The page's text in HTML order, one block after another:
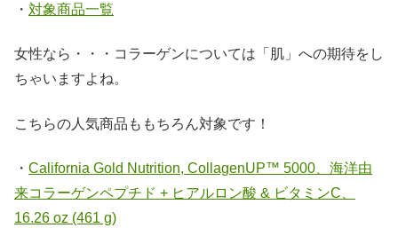
・ 対象商品一覧
女性なら・・・コラーゲンについては「肌」への期待をし
ちゃいますよね。
こちらの人気商品ももちろん対象です！
・ California Gold Nutrition, CollagenUP™ 5000、海洋由
来コラーゲンペプチド + ヒアルロン酸 & ビタミンC、
16.26 oz (461 g)